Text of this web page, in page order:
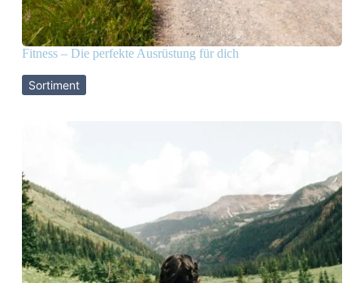
Fitness – Die perfekte Ausrüstung für dich
Sortiment